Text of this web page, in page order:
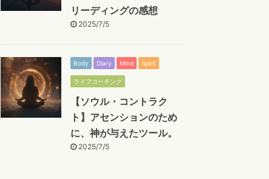
リーディングの感想
2025/7/5
Body Diary Mind Spirit
ライフコーチング
【ソウル・コントラク
ト】アセンションのため
に、神が与えたツール。
2025/7/5